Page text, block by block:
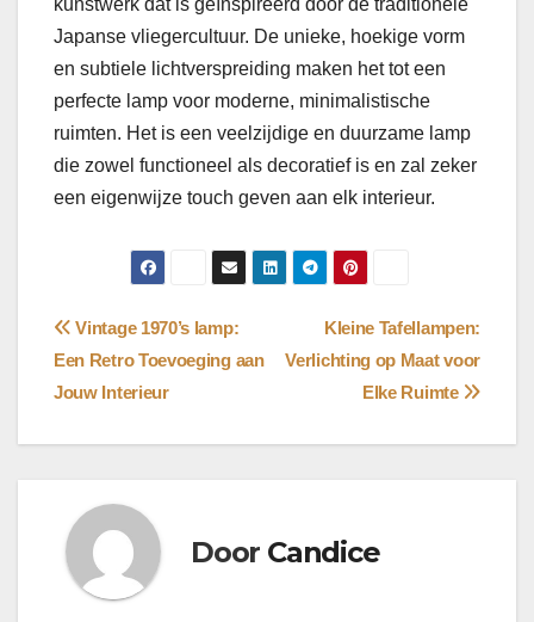
Japanse vliegercultuur. De unieke, hoekige vorm
en subtiele lichtverspreiding maken het tot een
perfecte lamp voor moderne, minimalistische
ruimten. Het is een veelzijdige en duurzame lamp
die zowel functioneel als decoratief is en zal zeker
een eigenwijze touch geven aan elk interieur.
Bericht
navigatie
Kleine Tafellampen:
Verlichting op Maat voor
Elke Ruimte
Vintage 1970’s lamp:
Een Retro Toevoeging aan
Jouw Interieur
Door Candice